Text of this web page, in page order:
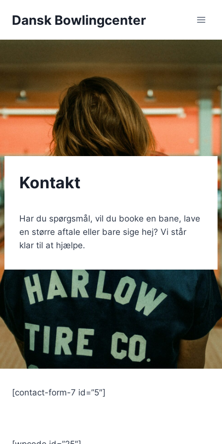
Dansk Bowlingcenter
Kontakt
Har du spørgsmål, vil du booke en bane, lave
en større aftale eller bare sige hej? Vi står
klar til at hjælpe.
[contact-form-7 id=”5″]